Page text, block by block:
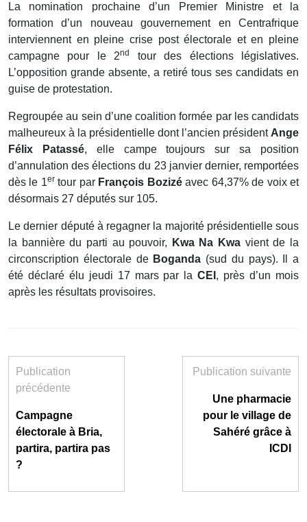
La nomination prochaine d’un Premier Ministre et la
formation d’un nouveau gouvernement en Centrafrique
interviennent en pleine crise post électorale et en pleine
campagne pour le 2nd
tour des élections législatives.
L’opposition grande absente, a retiré tous ses candidats en
guise de protestation.
Regroupée au sein d’une coalition formée par les candidats
malheureux à la présidentielle dont l’ancien président Ange
Félix Patassé, elle campe toujours sur sa position
d’annulation des élections du 23 janvier dernier, remportées
dès le 1er tour par François Bozizéavec 64,37% de voix et
désormais 27 députés sur 105.
Le dernier député à regagner la majorité présidentielle sous
la bannière du parti au pouvoir,
Kwa Na Kwa vient de la
circonscription électorale de Boganda (sud du pays). Il a
été déclaré élu jeudi 17 mars par laCEI , près d’un mois
après les résultats provisoires.
Publication
précédente
Campagne
électorale à Bria,
partira, partira pas
?
Publication suivante
Une pharmacie
pour le village de
Sahéré grâce à
ICDI